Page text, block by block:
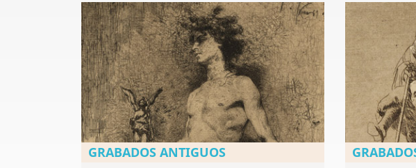
GRABADOS ANTIGUOS